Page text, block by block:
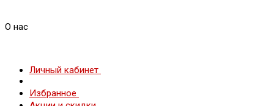
О нас
Личный кабинет
Избранное